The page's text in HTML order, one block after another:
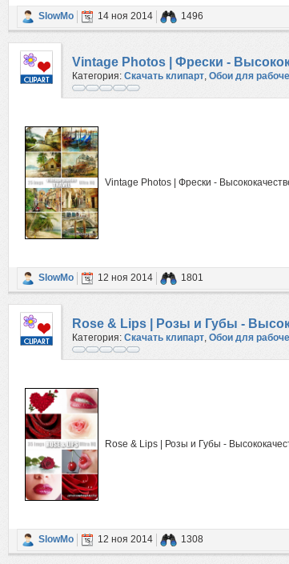
SlowMo 14 ноя 2014 1496
Vintage Photos | Фрески -
Категория: Скачать клипарт, Обои для
Vintage Photos | Фрески -
SlowMo 12 ноя 2014 1801
Rose & Lips | Розы и Губы -
Категория: Скачать клипарт, Обои для
Rose & Lips | Розы и Губы -
SlowMo 12 ноя 2014 1308